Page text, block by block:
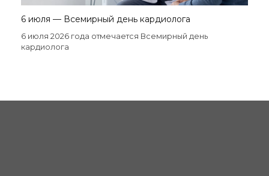
6 июля — Всемирный день кардиолога
6 июля 2026 года отмечается Всемирный день
кардиолога